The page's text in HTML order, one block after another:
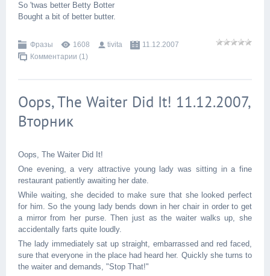
So 'twas better Betty Botter
Bought a bit of better butter.
Фразы 1608 tivita
11.12.2007
Комментарии (1)
Oops, The Waiter Did It! 11.12.2007,
Вторник
Oops, The Waiter Did It!
One evening, a very attractive young lady was sitting in a fine
restaurant patiently awaiting her date.
While waiting, she decided to make sure that she looked perfect
for him. So the young lady bends down in her chair in order to get
a mirror from her purse. Then just as the waiter walks up, she
accidentally farts quite loudly.
The lady immediately sat up straight, embarrassed and red faced,
sure that everyone in the place had heard her. Quickly she turns to
the waiter and demands, "Stop That!"